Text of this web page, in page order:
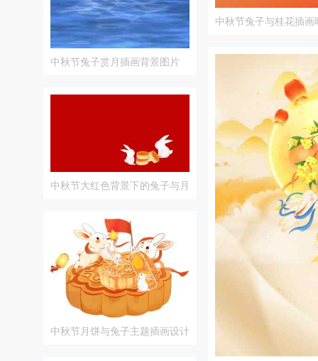
中秋节兔子赏月插画背景图片
中秋节大红色背景下的兔子与月
中秋节月饼与兔子主题插画设计
中秋节兔子与桂花插画